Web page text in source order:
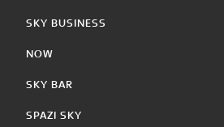
SKY BUSINESS
NOW
SKY BAR
SPAZI SKY